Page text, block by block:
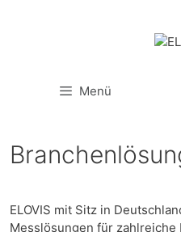
Menü
ELOVIS mit Sitz in
Messlösungen für zahlreiche